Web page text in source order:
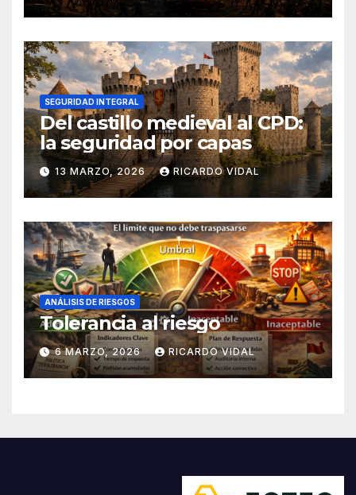
SEGURIDAD INTEGRAL
Del castillo medieval al CPD:
la seguridad por capas
13 MARZO, 2026 RICARDO VIDAL
ANÁLISIS DE RIESGOS
Tolerancia al riesgo
6 MARZO, 2026 RICARDO VIDAL